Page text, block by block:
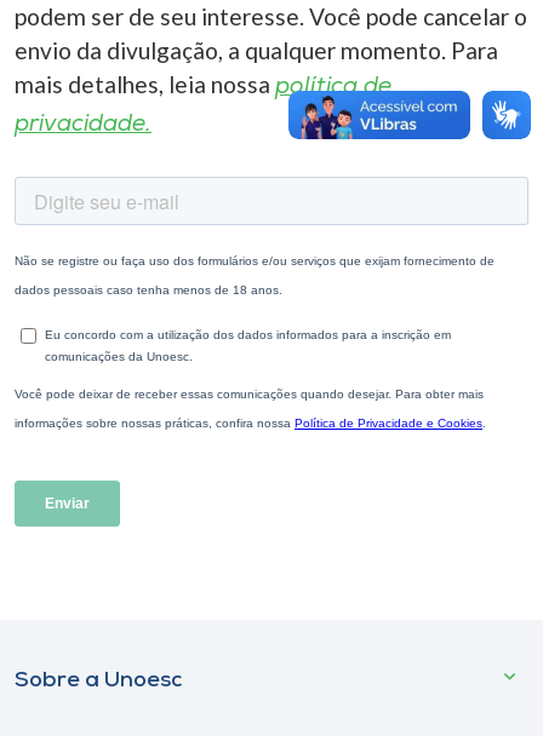
podem ser de seu interesse. Você pode cancelar o
envio da divulgação, a qualquer momento. Para
mais detalhes, leia nossa política de
privacidade.
Sobre a Unoesc